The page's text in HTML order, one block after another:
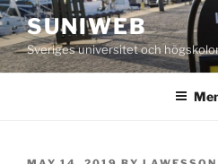
Skip
to
content
SUNIWEB
Sveriges universitet och